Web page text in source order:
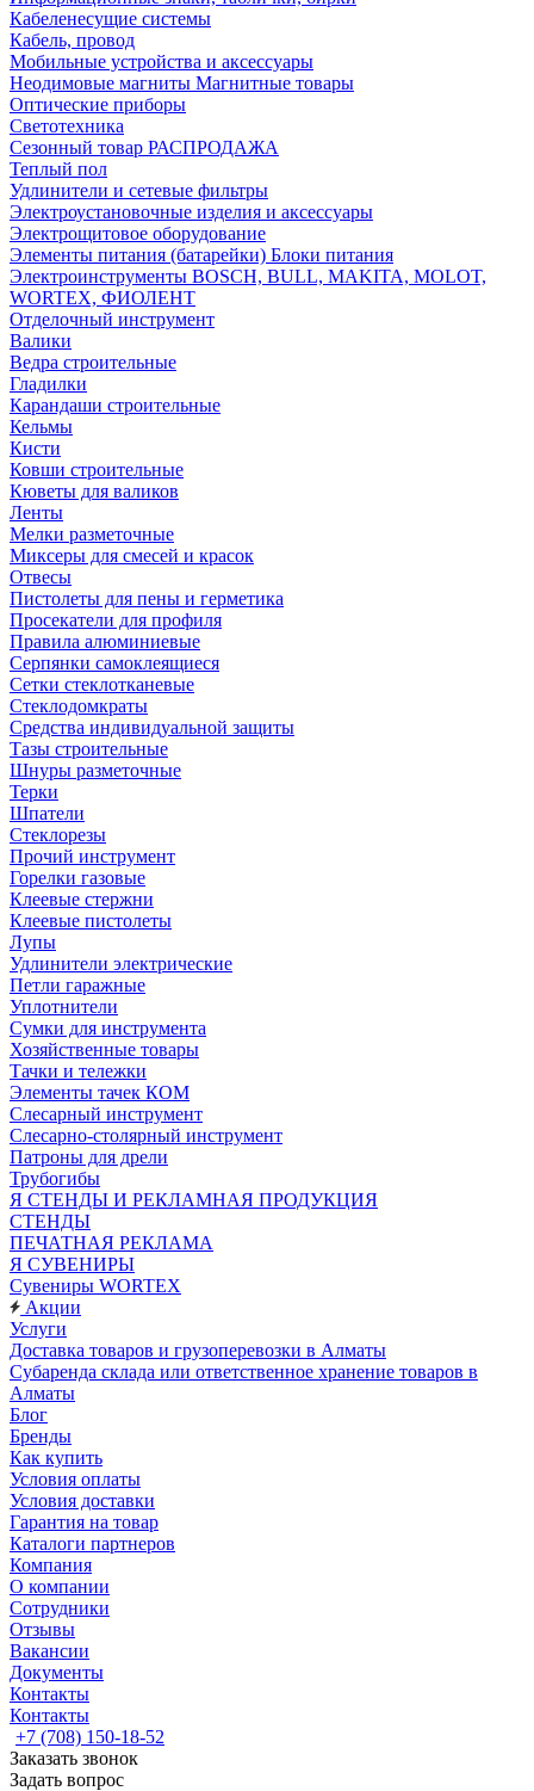
Кабеленесущие системы
Кабель, провод
Мобильные устройства и аксессуары
Неодимовые магниты Магнитные товары
Оптические приборы
Светотехника
Сезонный товар РАСПРОДАЖА
Теплый пол
Удлинители и сетевые фильтры
Электроустановочные изделия и аксессуары
Электрощитовое оборудование
Элементы питания (батарейки) Блоки питания
Электроинструменты BOSCH, BULL, MAKITA, MOLOT,
WORTEX, ФИОЛЕНТ
Отделочный инструмент
Валики
Ведра строительные
Гладилки
Карандаши строительные
Кельмы
Кисти
Ковши строительные
Кюветы для валиков
Ленты
Мелки разметочные
Миксеры для смесей и красок
Отвесы
Пистолеты для пены и герметика
Просекатели для профиля
Правила алюминиевые
Серпянки самоклеящиеся
Сетки стеклотканевые
Стеклодомкраты
Средства индивидуальной защиты
Тазы строительные
Шнуры разметочные
Терки
Шпатели
Стеклорезы
Прочий инструмент
Горелки газовые
Клеевые стержни
Клеевые пистолеты
Лупы
Удлинители электрические
Петли гаражные
Уплотнители
Сумки для инструмента
Хозяйственные товары
Тачки и тележки
Элементы тачек КОМ
Слесарный инструмент
Слесарно-столярный инструмент
Патроны для дрели
Трубогибы
Я СТЕНДЫ И РЕКЛАМНАЯ ПРОДУКЦИЯ
СТЕНДЫ
ПЕЧАТНАЯ РЕКЛАМА
Я СУВЕНИРЫ
Сувениры WORTEX
Акции
Услуги
Доставка товаров и грузоперевозки в Алматы
Субаренда склада или ответственное хранение товаров в
Алматы
Блог
Бренды
Как купить
Условия оплаты
Условия доставки
Гарантия на товар
Каталоги партнеров
Компания
О компании
Сотрудники
Отзывы
Вакансии
Документы
Контакты
Контакты
+7 (708) 150-18-52
Заказать звонок
Задать вопрос